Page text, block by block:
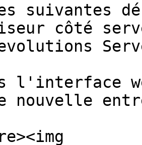
suivantes
côté
l'interface
nouvelle